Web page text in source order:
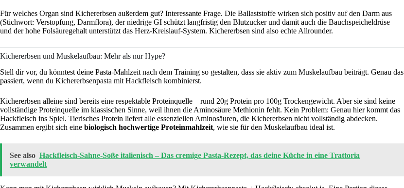
Für welches Organ sind Kichererbsen außerdem gut? Interessante Frage. Die Ballaststoffe wirken sich positiv auf den Darm aus
(Stichwort: Verstopfung, Darmflora), der niedrige GI schützt langfristig den Blutzucker und damit auch die Bauchspeicheldrüse –
und der hohe Folsäuregehalt unterstützt das Herz-Kreislauf-System. Kichererbsen sind also echte Allrounder.
Kichererbsen und Muskelaufbau: Mehr als nur Hype?
Stell dir vor, du könntest deine Pasta-Mahlzeit nach dem Training so gestalten, dass sie aktiv zum Muskelaufbau beiträgt. Genau das
passiert, wenn du Kichererbsenpasta mit Hackfleisch kombinierst.
Kichererbsen alleine sind bereits eine respektable Proteinquelle – rund 20g Protein pro 100g Trockengewicht. Aber sie sind keine
vollständige Proteinquelle im klassischen Sinne, weil ihnen die Aminosäure Methionin fehlt. Kein Problem: Genau hier kommt das
Hackfleisch ins Spiel. Tierisches Protein liefert alle essenziellen Aminosäuren, die Kichererbsen nicht vollständig abdecken.
Zusammen ergibt sich eine biologisch hochwertige Proteinmahlzeit, wie sie für den Muskelaufbau ideal ist.
See also Hackfleisch-Sahne-Soße italienisch – Das cremige Pasta-Rezept, das deine Küche in eine Trattoria
verwandelt